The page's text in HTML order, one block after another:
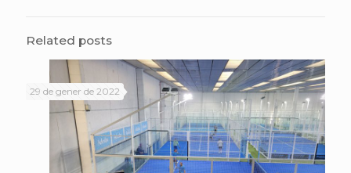
Related posts
29 de gener de 2022